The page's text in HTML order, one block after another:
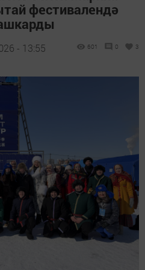
фестивалендә
- 13:55 601 0 3